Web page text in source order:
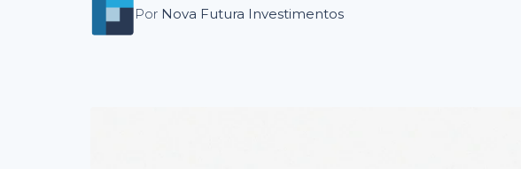
Por Nova Futura Investimentos